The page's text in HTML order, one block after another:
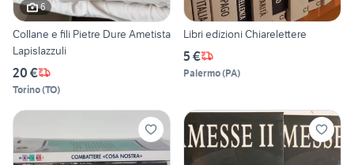
6
Collane e fili Pietre Dure Ametista
Lapislazzuli
20 €
Torino(TO)
Libri edizioni Chiarelettere
5 €
Palermo(PA)